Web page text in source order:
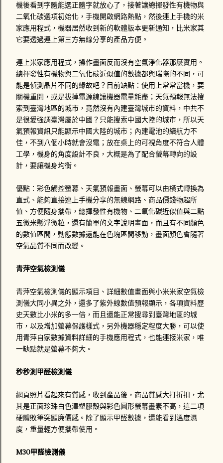
十點多那位承辦警員居然打電話問我說連絡的如何？嚇我一跳
勒！警察就說驗傷單準備好就掛電話，大概是可以告對方過失
傷害。我來不及問那接下來要怎麼辦。心情鬱悶的我跑去找讀
法律系的學妹，他說發生車禍拍照前一定不能移動車輛，不然
機後看到字體能選正體字就放心了，接著讓總揮發性有機物與
二氧化碳選項初始化，手機開啟網路熱點，然後連上手機的米
家應用程式，機器居然收到新的軟體版本更新通知，比米家其
它要透過連上第三方無線分享的產品方便。
連上米家應用程式，操作畫面反而沒有空氣淨化器那麼實用。
總揮發性有機物與二氧化碳近似值的數據都與瑞際的不同，可
能是偵測晶片不同的緣故吧？目前缺點：使用上常常當機，要
關機重開，或是拔掉電源線讓機器電量耗盡；天氣預報無法搜
索到臺灣地區的城市，竟然沒有內建臺灣城市的資料，中共不
是很愛強調臺灣屬於中國？只能搜索中國大陸的城市，所以天
氣預報資訊只能顯示中國大陸的城市；內建電池的續航力不
佳，不到八個小時就會沒電；放在桌上的可視角度不符合人體
工學，機身的角度設計不良，大概是為了配合螢幕轉向的設
計，要讓機身均衡。
優點：彩色觸控螢幕、天氣預報畫面、螢幕可以由橫式轉換為
直式、能夠直接連上手機分享的無線網路、商品價錢物超所
值、方便隨身攜帶，總揮發性有機物、二氧化碳近似值與二點
五微米懸浮微粒，還有簡單的文字說明畫面，而且有不同顏色
的數值區間，動態數據還能在色塊區間移動，畫面顏色會隨著
空氣品質不同而改變。
青萍空氣檢測儀
青萍空氣檢測儀的顯示項目、詳細數值畫面與小米米家空氣檢
測儀大同小異之外，還多了紫外線數值預報顯示，各項資料歷
史天數比小米的多一倍，而且還能正常搜尋到臺灣地區的城
市，以及增加螢幕保護樣式，另外機器穩定程度大勝，可以使
用青萍自家數據資料詳細的手機應用程式，也能連接米家，唯
一缺點就是螢幕不夠大。
秒秒測甲醛檢測儀
網頁照片看起來有質感，收到產品後，商品質感大打折扣，尤
其是正面珍珠白色澤塑膠殼與彩色圓形螢幕畫素不高，這二項
硬體敗筆突顯廉價感。除了顯示甲醛數據，還能看到溫度濕
度，重量輕方便攜帶使用。
M30甲醛檢測儀